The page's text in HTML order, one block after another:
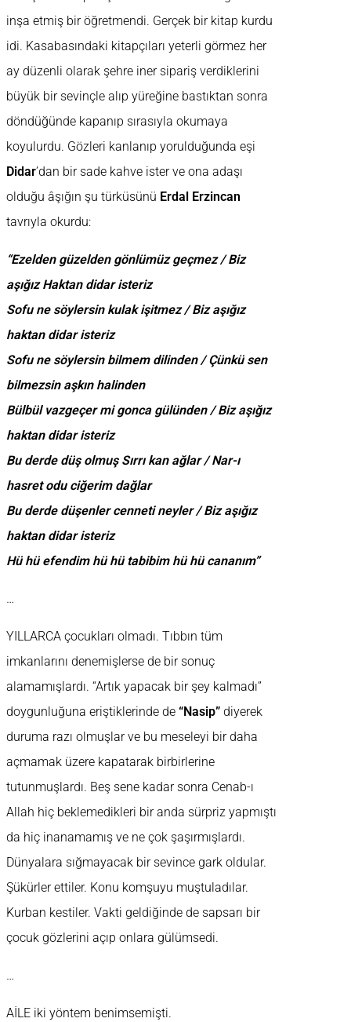
inşa etmiş bir öğretmendi. Gerçek bir kitap kurdu
idi. Kasabasındaki kitapçıları yeterli görmez her
ay düzenli olarak şehre iner sipariş verdiklerini
büyük bir sevinçle alıp yüreğine bastıktan sonra
döndüğünde kapanıp sırasıyla okumaya
koyulurdu. Gözleri kanlanıp yorulduğunda eşi
Didar’dan bir sade kahve ister ve ona adaşı
olduğu âşığın şu türküsünü Erdal Erzincan
tavrıyla okurdu:
“Ezelden güzelden gönlümüz geçmez / Biz
aşığız Haktan didar isteriz
Sofu ne söylersin kulak işitmez / Biz aşığız
haktan didar isteriz
Sofu ne söylersin bilmem dilinden / Çünkü sen
bilmezsin aşkın halinden
Bülbül vazgeçer mi gonca gülünden / Biz aşığız
haktan didar isteriz
Bu derde düş olmuş Sırrı kan ağlar / Nar-ı
hasret odu ciğerim dağlar
Bu derde düşenler cenneti neyler / Biz aşığız
haktan didar isteriz
Hü hü efendim hü hü tabibim hü hü cananım”
…
YILLARCA çocukları olmadı. Tıbbın tüm
imkanlarını denemişlerse de bir sonuç
alamamışlardı. “Artık yapacak bir şey kalmadı”
doygunluğuna eriştiklerinde de “Nasip” diyerek
duruma razı olmuşlar ve bu meseleyi bir daha
açmamak üzere kapatarak birbirlerine
tutunmuşlardı. Beş sene kadar sonra Cenab-ı
Allah hiç beklemedikleri bir anda sürpriz yapmıştı
da hiç inanamamış ve ne çok şaşırmışlardı.
Dünyalara sığmayacak bir sevince gark oldular.
Şükürler ettiler. Konu komşuyu muştuladılar.
Kurban kestiler. Vakti geldiğinde de sapsarı bir
çocuk gözlerini açıp onlara gülümsedi.
…
AİLE iki yöntem benimsemişti.